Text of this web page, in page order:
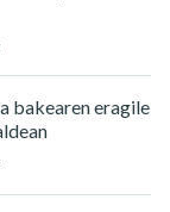
bakearen eragile